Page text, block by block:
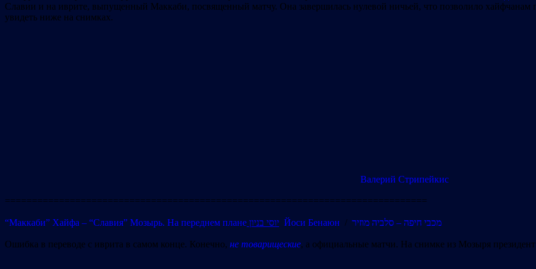
Славии и на иврите, выпущенный Маккаби, посвященный матчу. Она завершилась нулевой ничьей, что позволило хайфчанам
увидеть ниже на снимках.
Валерий Стрипейкис
==============================================================================
“Маккаби” Хайфа – “Славия” Мозырь. На переднем плане יוסי בניון Йоси Бенаюн / מכבי חיפה – סלביה מוזיר
Ошибка в переводе с иврита в самом конце. Конечно, не товарищеские, а официальные матчи. На снимке из Мозыря